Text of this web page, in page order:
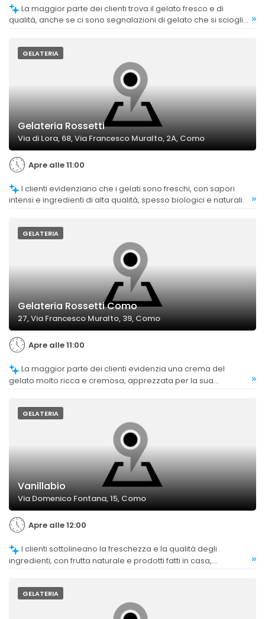
qualità, anche se ci sono segnalazioni di gelato che si scioglie »
GELATERIA
Gelateria Rossetti
Via di Lora, 68, Via Francesco Muralto, 2A, Como
Apre alle 11:00
intensi e ingredienti di alta qualità, spesso biologici e naturali.
»
GELATERIA
Gelateria Rossetti Como
27, Via Francesco Muralto, 39, Como
Apre alle 11:00
gelato molto ricca e cremosa, apprezzata per la sua
»
GELATERIA
Vanillabio
Via Domenico Fontana, 15, Como
Apre alle 12:00
ingredienti, con frutta naturale e prodotti fatti in casa,
»
GELATERIA